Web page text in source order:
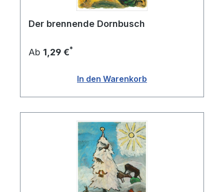
Werke drücken oft Angst, Schmerz und
Isolation aus und sind ein Ausdruck der
psychologischen Zustände des Künstlers. Eine
sind die "Blaue Reiter", die sich 1911 in München
Franz Marc angeführt wurden. Sie waren an
der Entstehung der abstrakten Malerei beteiligt
und versuchten, die inneren Empfindungen des
Betrachters durch Farben und Formen
auszudrücken. Ein bekanntes Beispiel ist
Kandinskys Gemälde "Composition VII" von
1913, das ein chaotisches Durcheinander von
Formen und Farben zeigt.
Der Expressionismus hatte auch großen
Der brennende Dornbusch
Ab 1,29 €*
In den Warenkorb